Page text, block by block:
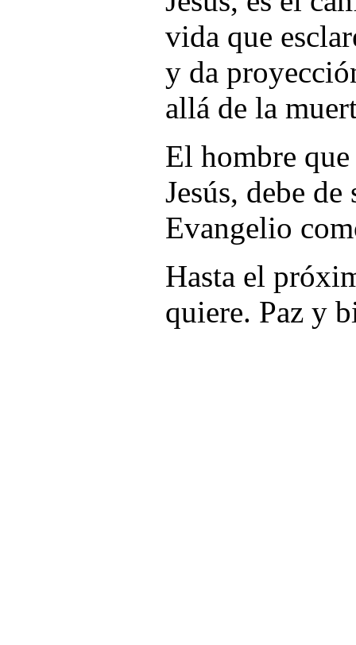
vida que
y da
allá de la
El hombre
Jesús, debe
Evangelio
Hasta el
quiere. Paz y